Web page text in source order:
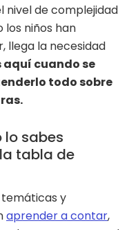
nivel de complejidad
los niños han
llega la necesidad
aquí cuando se
todo sobre
lo sabes
tabla de
temáticas y
aprender a contar,